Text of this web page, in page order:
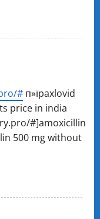
# п»їpaxlovid
price in india
#]amoxicillin
500 mg without